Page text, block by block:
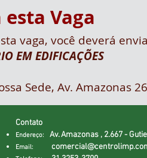
Vaga
vaga, você deverá
EM EDIFICAÇÕES
Sede, Av. Amazonas
Contato
Endereço: Av. Amazonas , 2.667 -
Email: